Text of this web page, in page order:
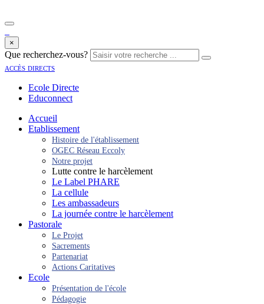
×
Que recherchez-vous?
accès directs
Ecole Directe
Educonnect
Accueil
Etablissement
Histoire de l'établissement
OGEC Réseau Eccoly
Notre projet
Lutte contre le harcèlement
Le Label PHARE
La cellule
Les ambassadeurs
La journée contre le harcèlement
Pastorale
Le Projet
Sacrements
Partenariat
Actions Caritatives
Ecole
Présentation de l'école
Pédagogie